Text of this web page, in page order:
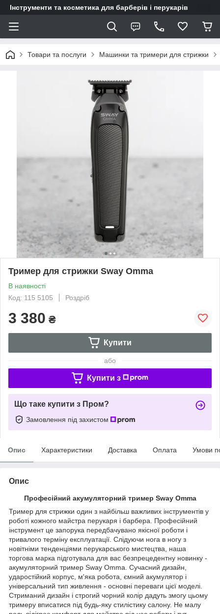
Інструменти та косметика для барберів і перукарів
Товари та послуги Машинки та тримери для стрижки
Тример для стрижки Sway Omma
В наявності
Код: 115 5105
Роздріб
3 380 ₴
Купити
або
Купити з
Що таке купити з Пром?
Замовлення під захистом
Опис Характеристики Доставка Оплата Умови
Опис
Професійний акумуляторний тример Sway Omma
Тример для стрижки один з найбільш важливих інструментів у
роботі кожного майстра перукаря і барбера. Професійний
інструмент це запорука передбачувано якісної роботи і
тривалого терміну експлуатації. Слідуючи нога в ногу з
новітніми тенденціями перукарського мистецтва, наша
торгова марка підготувала для вас безпрецедентну новинку -
акумуляторний тример Sway Omma. Сучасний дизайн,
ударостійкий корпус, м'яка робота, ємний акумулятор і
універсальний тип живлення - основні переваги цієї моделі.
Стриманий дизайн і строгий чорний колір дадуть змогу цьому
тримеру вписатися під будь-яку стилістику салону. Не малу